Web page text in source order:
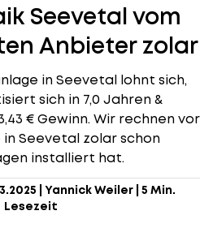
Seevetal vom
Anbieter zolar
in Seevetal lohnt sich,
sich in 7,0 Jahren &
€ Gewinn. Wir rechnen vor
in Seevetal zolar schon
installiert hat.
Yannick Weiler| 5 Min.
Lesezeit